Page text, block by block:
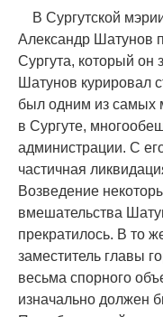
В Сургутской
Александр Шатунов
Сургута, который он
Шатунов курировал
был одним из самых
в Сургуте,
администрации. С
частичная
Возведение
вмешательства
прекратилось. В то
заместитель главы
весьма спорного
изначально должен